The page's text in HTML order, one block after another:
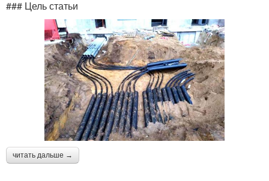
### Цель статьи
читать дальше →